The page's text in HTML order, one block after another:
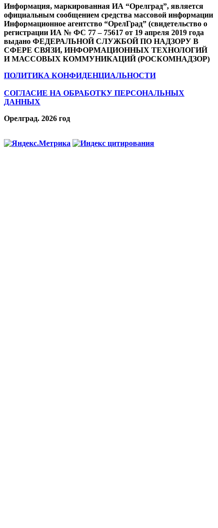
Информация, маркированная ИА “Орелград”, является
официальным сообщением средства массовой информации
Информационное агентство “ОрелГрад” (свидетельство о
регистрации ИА № ФС 77 – 75617 от 19 апреля 2019 года
выдано ФЕДЕРАЛЬНОЙ СЛУЖБОЙ ПО НАДЗОРУ В
СФЕРЕ СВЯЗИ, ИНФОРМАЦИОННЫХ ТЕХНОЛОГИЙ
И МАССОВЫХ КОММУНИКАЦИЙ (РОСКОМНАДЗОР)
ПОЛИТИКА КОНФИДЕНЦИАЛЬНОСТИ
СОГЛАСИЕ НА ОБРАБОТКУ ПЕРСОНАЛЬНЫХ
ДАННЫХ
Орелград. 2026 год